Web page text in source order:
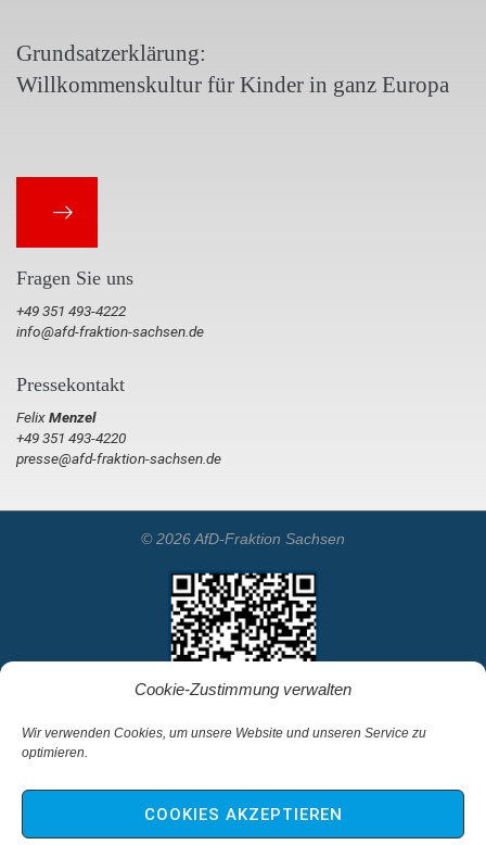
Cookie-Zustimmung verwalten
Wir verwenden Cookies, um unsere Website und unseren Service zu
optimieren.
COOKIES AKZEPTIEREN
Grundsatzerklärung:
Willkommenskultur für Kinder in ganz Europa
Fragen Sie uns
+49 351 493-4222
info@afd-fraktion-sachsen.de
Pressekontakt
FelixMenzel
+49 351 493-4220
presse@afd-fraktion-sachsen.de
© 2026 AfD-Fraktion Sachsen
Startseite
Kontakt
Impressum & Haftungsausschluss
Datenschutz